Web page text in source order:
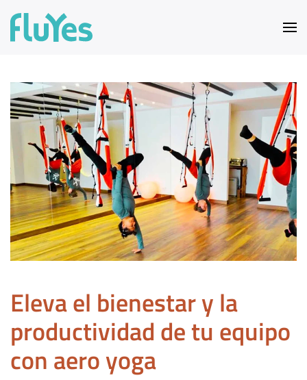
Ir al contenido principal
Eleva el bienestar y la
productividad de tu equipo
con aero yoga